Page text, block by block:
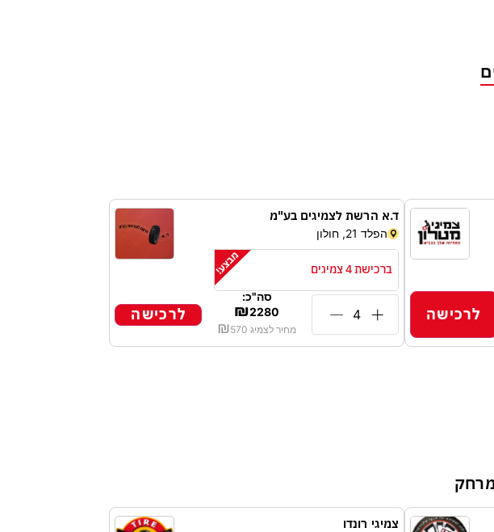
לרכישה
ד.א הרשת לצמיגים בע"מ
הפלד 21, חולון
ברכישת 4 צמיגים
סה"כ:
₪2280
מחיר לצמיג ₪570
לרכישה
מרחק
צמיגי רונדו